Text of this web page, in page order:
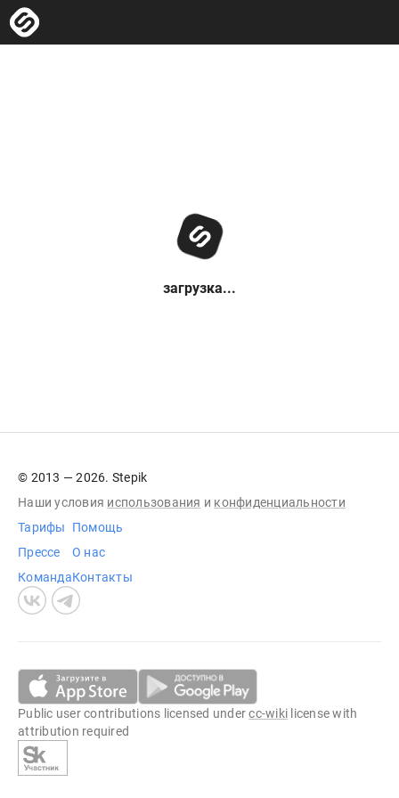
загрузка...
© 2013 — 2026. Stepik
Наши условия использования и конфиденциальности
Тарифы
Прессе
Команда
Помощь
О нас
Контакты
Public user contributions licensed undercc-wiki license with
attribution required